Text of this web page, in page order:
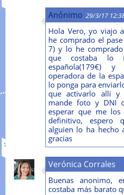
Anónimo 29/3/17
Hola Vero, yo viajo
he comprado el
7) y lo he
que costaba lo
española(179€)
operadora de la
lo ponga para
que activarlo allí y
mande foto y DNI
esperar que me
definitivo, espero
alguien lo ha hecho
gracias
Verónica Corrales
Buenas anonimo,
costaba más barato